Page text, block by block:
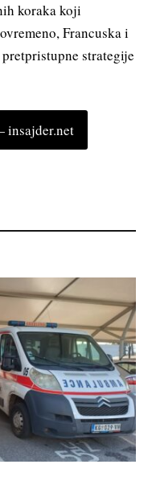
koraka koji
Francuska i
strategije
insajder.net